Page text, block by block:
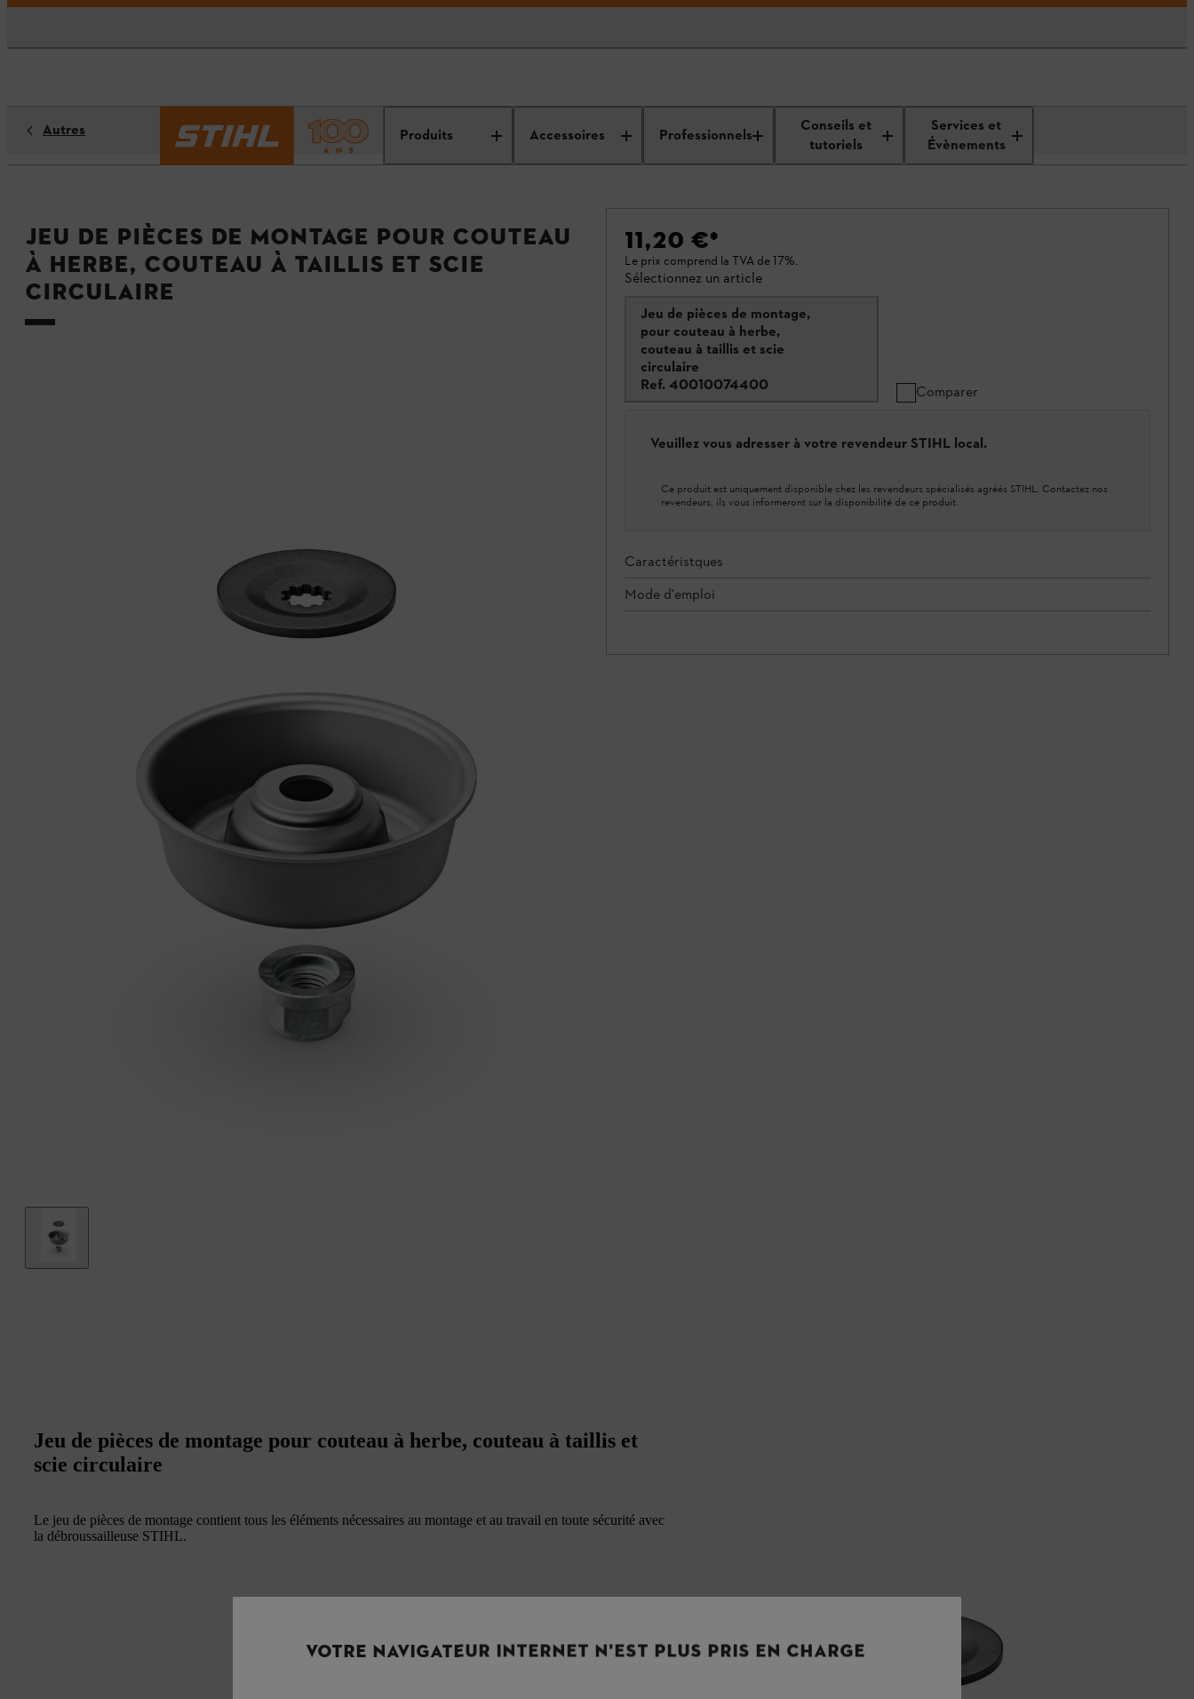
Produits Accessoires Professionnels
Conseils et
tutoriels
Services et
Évènements
Autres
Jeu de pièces de montage pour couteau
à herbe, couteau à taillis et scie
circulaire
11,20 €*
Le prix comprend la TVA de 17%.
Sélectionnez un article
Jeu de pièces de montage,
pour couteau à herbe,
couteau à taillis et scie
circulaire
Ref. 40010074400 Comparer
Veuillez vous adresser à votre revendeur STIHL local.
Ce produit est uniquement disponible chez les revendeurs spécialisés agréés STIHL. Contactez nos
revendeurs, ils vous informeront sur la disponibilité de ce produit.
Caractéristques
Mode d'emploi
Jeu de pièces de montage pour couteau à herbe, couteau à taillis et
scie circulaire
Le jeu de pièces de montage contient tous les éléments nécessaires au montage et au travail en toute sécurité avec
la débroussailleuse STIHL.
VOTRE NAVIGATEUR INTERNET N'EST PLUS PRIS EN CHARGE